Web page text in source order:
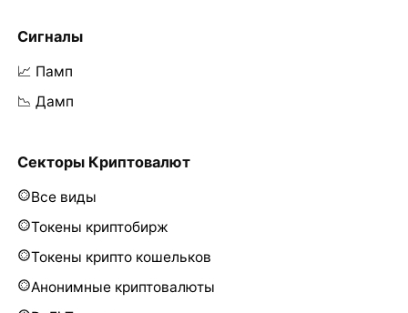
Сигналы
📈 Памп
📉 Дамп
Секторы Криптовалют
Все виды
Токены криптобирж
Токены крипто кошельков
Анонимные криптовалюты